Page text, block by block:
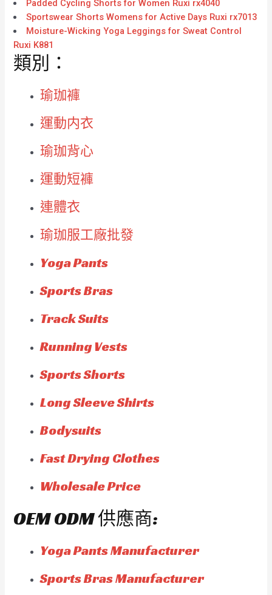
Padded Cycling Shorts for Women Ruxi rx4040
Sportswear Shorts Womens for Active Days Ruxi rx7013
Moisture-Wicking Yoga Leggings for Sweat Control
Ruxi K881
類別：
瑜珈褲
運動内衣
瑜珈背心
運動短褲
連體衣
瑜珈服工廠批發
Yoga Pants
Sports Bras
Track Suits
Running Vests
Sports Shorts
Long Sleeve Shirts
Bodysuits
Fast Drying Clothes
Wholesale Price
OEM ODM 供應商:
Yoga Pants Manufacturer
Sports Bras Manufacturer